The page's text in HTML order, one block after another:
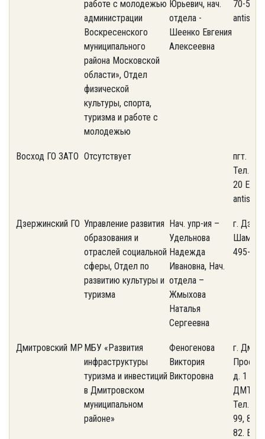
работе с молодежью
администрации
Воскресенского
муниципального
района Московской
области», Отдел
физической
культуры, спорта,
туризма и работе с
молодежью
Юрьевич, нач.
отдела -
Шеенко Евгения
Алексеевна
70-51.
Восход ГО ЗАТО Отсутствует
пгт.
Тел. 8
20 E-
Дзержинский ГО Управление развития
образования и
отраслей социальной
сферы, Отдел по
развитию культуры и
туризма
Нач. упр-ия –
Удельнова
Надежда
Ивановна, Нач.
отдела –
Жмыхова
Наталья
Сергеевна
г.
Шама,
495-
Дмитровский МР МБУ «Развития
инфраструктуры
туризма и инвестиций
в Дмитровском
муниципальном
районе»
Феногенова
Виктория
Викторовна
г.
д. 1 А,
ДМТПП,
Тел.
99, 8
82. E-